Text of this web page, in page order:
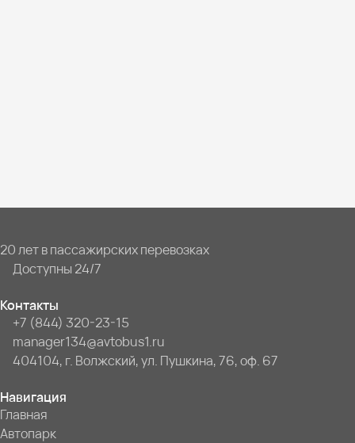
20 лет в пассажирских перевозках
Доступны 24/7
Контакты
+7 (844) 320-23-15
manager134@avtobus1.ru
404104, г. Волжский, ул. Пушкина, 76, оф. 67
Навигация
Главная
Автопарк